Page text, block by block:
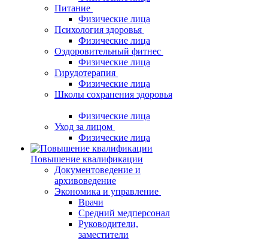
Питание
Физические лица
Психология здоровья
Физические лица
Оздоровительный фитнес
Физические лица
Гирудотерапия
Физические лица
Школы сохранения здоровья
Физические лица
Уход за лицом
Физические лица
Повышение квалификации
Документоведение и
архивоведение
Экономика и управление
Врачи
Средний медперсонал
Руководители,
заместители